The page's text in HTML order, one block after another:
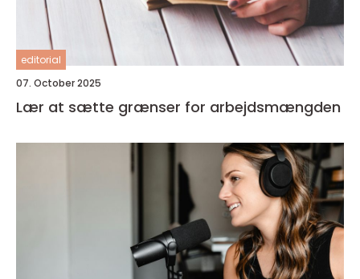
editorial
07. October 2025
Lær at sætte grænser for arbejdsmængden